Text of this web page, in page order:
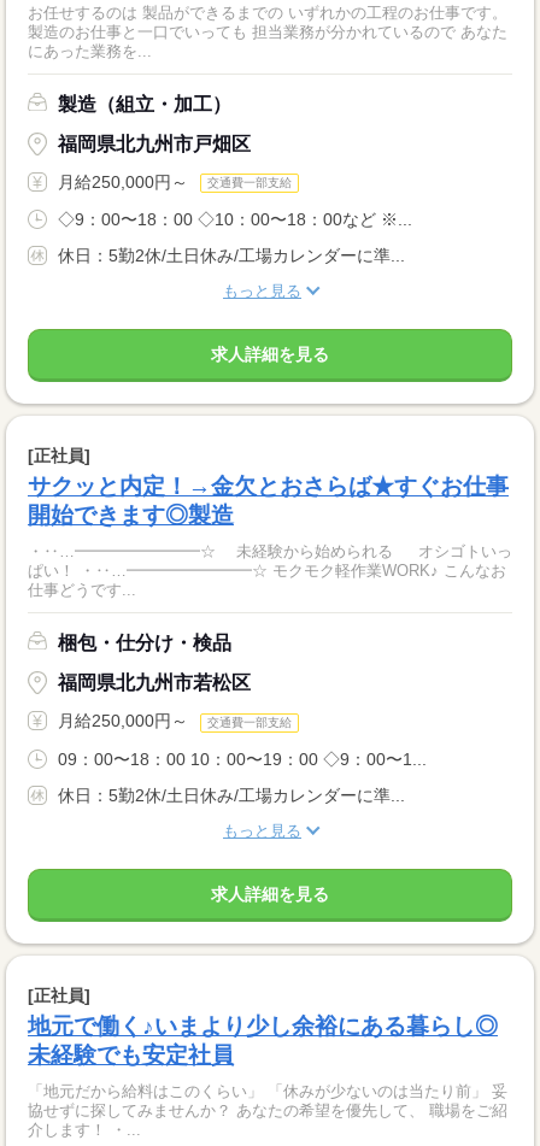
お任せするのは 製品ができるまでの いずれかの工程のお仕事です。
製造のお仕事と一口でいっても 担当業務が分かれているので あなた
にあった業務を...
製造（組立・加工）
福岡県北九州市戸畑区
月給250,000円～ 交通費一部支給
◇9：00〜18：00 ◇10：00〜18：00など ※...
休日：5勤2休/土日休み/工場カレンダーに準...
もっと見る
求人詳細を見る
[正社員]
サクッと内定！→金欠とおさらば★すぐお仕事
開始できます◎製造
・‥…━━━━━━━━☆ 未経験から始められる オシゴトいっ
ぱい！ ・‥…━━━━━━━━☆ モクモク軽作業WORK♪ こんなお
仕事どうです...
梱包・仕分け・検品
福岡県北九州市若松区
月給250,000円～ 交通費一部支給
09：00〜18：00 10：00〜19：00 ◇9：00〜1...
休日：5勤2休/土日休み/工場カレンダーに準...
もっと見る
求人詳細を見る
[正社員]
地元で働く♪いまより少し余裕にある暮らし◎
未経験でも安定社員
「地元だから給料はこのくらい」 「休みが少ないのは当たり前」 妥
協せずに探してみませんか？ あなたの希望を優先して、 職場をご紹
介します！ ・...